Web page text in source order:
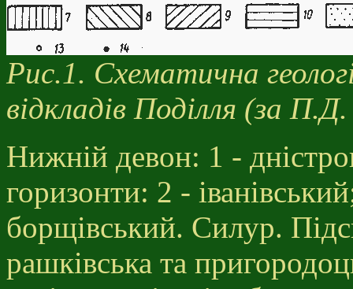
Рис.1. Схематична
відкладів Поділля (за
Нижній девон: 1 -
горизонти: 2 -
борщівський. Силур.
рашківська та